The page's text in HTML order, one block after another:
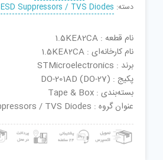
دسته: ESD Suppressors / TVS Diodes
نام قطعه : 1.5KE82CA
نام کارخانه‌ای : 1.5KE82CA
برند : STMicroelectronics
پکیج : DO-201AD (DO-27)
بسته‌بندی : Tape & Box
عنوان گروه : ESD Suppressors / TVS Diodes